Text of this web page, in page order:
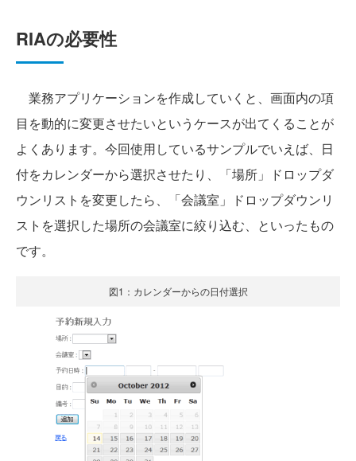
RIAの必要性
業務アプリケーションを作成していくと、画面内の項
目を動的に変更させたいというケースが出てくることが
よくあります。今回使用しているサンプルでいえば、日
付をカレンダーから選択させたり、「場所」ドロップダ
ウンリストを変更したら、「会議室」ドロップダウンリ
ストを選択した場所の会議室に絞り込む、といったもの
です。
図1：カレンダーからの日付選択